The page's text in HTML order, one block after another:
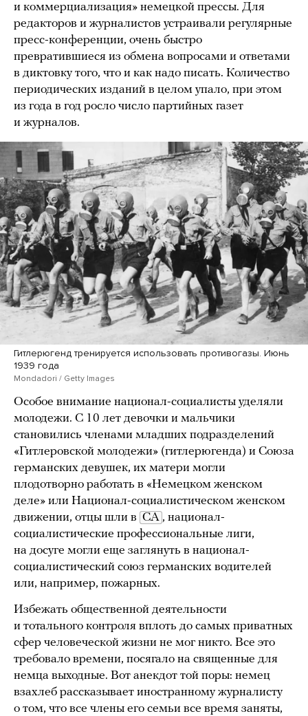
и коммерциализация» немецкой прессы. Для
редакторов и журналистов устраивали регулярные
пресс-конференции, очень быстро
превратившиеся из обмена вопросами и ответами
в диктовку того, что и как надо писать. Количество
периодических изданий в целом упало, при этом
из года в год росло число партийных газет
и журналов.
Гитлерюгенд тренируется использовать противогазы. Июнь
1939 года
Mondadori / Getty Images
Особое внимание национал-социалисты уделяли
молодежи. С 10 лет девочки и мальчики
становились членами младших подразделений
«Гитлеровской молодежи» (гитлерюгенда) и Союза
германских девушек, их матери могли
плодотворно работать в «Немецком женском
деле» или Национал-социалистическом женском
движении, отцы шли в СА , национал-
социалистические профессиональные лиги,
на досуге могли еще заглянуть в национал-
социалистический союз германских водителей
или, например, пожарных.
Избежать общественной деятельности
и тотального контроля вплоть до самых приватных
сфер человеческой жизни не мог никто. Все это
требовало времени, посягало на священные для
немца выходные. Вот анекдот той поры: немец
взахлеб рассказывает иностранному журналисту
о том, что все члены его семьи все время заняты,